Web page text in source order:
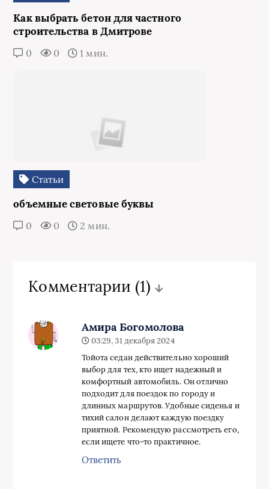
Как выбрать бетон для частного
строительства в Дмитрове
0 0 1 мин.
Статьи
объемные световые буквы
0 0 2 мин.
Комментарии (1)
Амира Богомолова
03:29, 31 декабря 2024
Тойота седан действительно хороший
выбор для тех, кто ищет надежный и
комфортный автомобиль. Он отлично
подходит для поездок по городу и
длинных маршрутов. Удобные сиденья и
тихий салон делают каждую поездку
приятной. Рекомендую рассмотреть его,
если ищете что-то практичное.
Ответить